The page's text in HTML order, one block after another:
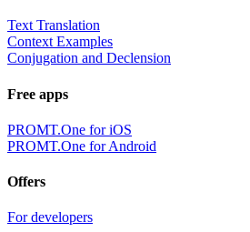
Text Translation
Context Examples
Conjugation and Declension
Free apps
PROMT.One for iOS
PROMT.One for Android
Offers
For developers